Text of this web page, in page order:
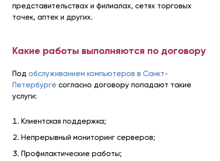
представительствах и филиалах, сетях торговых
точек, аптек и других.
Какие работы выполняются по договору
Под обслуживанием компьютеров в Санкт-
Петербурге согласно договору попадают такие
услуги:
Клиентская поддержка;
Непрерывный мониторинг серверов;
Профилактические работы;